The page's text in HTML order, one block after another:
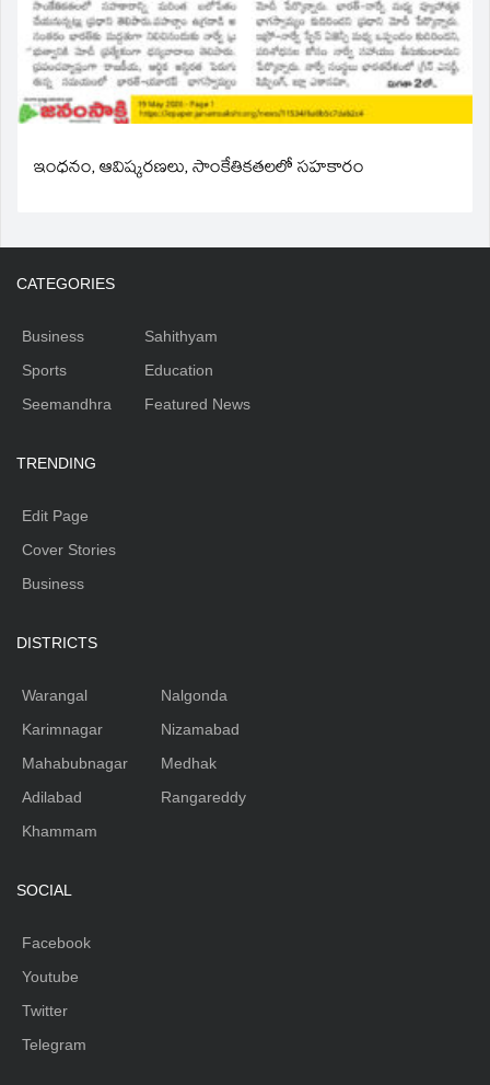
ఇంధనం, ఆవిష్కరణలు, సాంకేతికతలలో సహకారం
CATEGORIES
Business
Sports
Seemandhra
Sahithyam
Education
Featured News
TRENDING
Edit Page
Cover Stories
Business
DISTRICTS
Warangal
Karimnagar
Mahabubnagar
Adilabad
Khammam
Nalgonda
Nizamabad
Medhak
Rangareddy
SOCIAL
Facebook
Youtube
Twitter
Telegram